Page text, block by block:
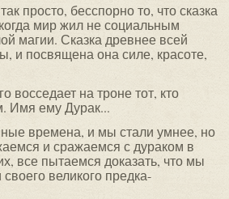
просто, бесспорно то, что сказка
мир жил не социальным
магии. Сказка древнее всей
и посвящена она силе, красоте,
восседает на троне тот, кто
Имя ему Дурак...
времена, и мы стали умнее, но
и сражаемся с дураком в
все пытаемся доказать, что мы
великого предка-